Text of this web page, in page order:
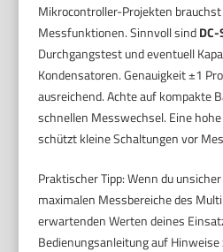
Mikrocontroller-Projekten
Messfunktionen. Sinnvoll sind
Durchgangstest und eventuell
Kondensatoren. Genauigkeit ±1
ausreichend. Achte auf kompakte
schnellen Messwechsel. Eine
schützt kleine Schaltungen vor
Praktischer Tipp: Wenn du
maximalen Messbereiche des
erwartenden Werten deines
Bedienungsanleitung auf